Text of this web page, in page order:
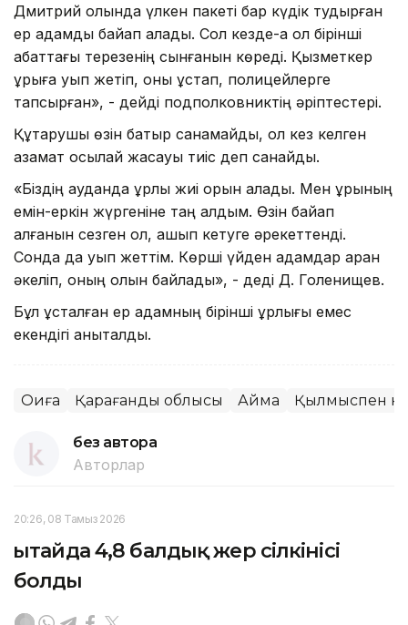
Дмитрий қолында үлкен пакеті бар күдік тудырған
ер адамды байқап қалады. Сол кезде-ақ ол бірінші
қабаттағы терезенің сынғанын көреді. Қызметкер
ұрыға қуып жетіп, оны ұстап, полицейлерге
тапсырған», - дейді подполковниктің әріптестері.
Құтқарушы өзін батыр санамайды, ол кез келген
азамат осылай жасауы тиіс деп санайды.
«Біздің ауданда ұрлық жиі орын алады. Мен ұрының
емін-еркін жүргеніне таң қалдым. Өзін байқап
қалғанын сезген ол, қашып кетуге әрекеттенді.
Сонда да қуып жеттім. Көрші үйден адамдар арқан
әкеліп, оның қолын байладық», - деді Д. Голенищев.
Бұл ұсталған ер адамның бірінші ұрлығы емес
екендігі анықталды.
Оқиға Қарағанды облысы Аймақ Қылмыспен
без автора
Авторлар
20:26, 08 Тамыз 2026
Қытайда 4,8 балдық жер сілкінісі
болды